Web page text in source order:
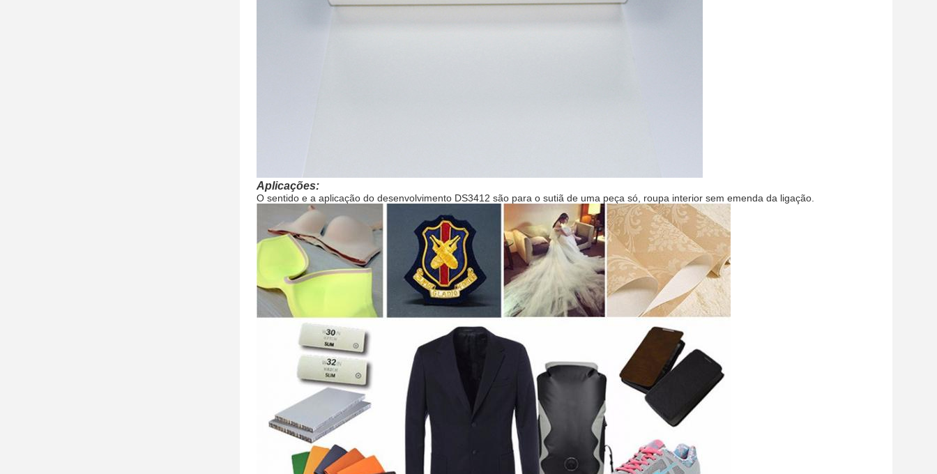
Aplicações:
O sentido e a aplicação do desenvolvimento DS3412 são para o sutiã de uma peça só, roupa interior sem emenda da ligação.